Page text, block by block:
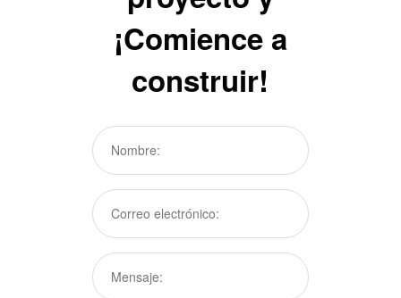
¡Comience a
construir!